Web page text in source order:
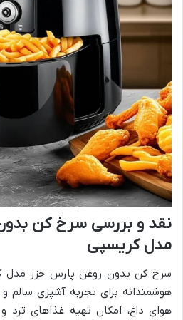
نقد و بررسی سرخ کن
مدل کریسپی
هوشمندانه برای تجربه آشپزی
هوای داغ، امکان تهیه غذاهای ترد